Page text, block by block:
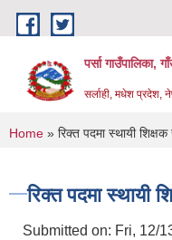
Skip to main content
पर्सा गाउँपालिका,
सर्लाही, मधेश प्रदेश,
You are here
Home » रिक्त पदमा स्थायी
रिक्त पदमा स्थायी
Submitted on: Fri, 12/